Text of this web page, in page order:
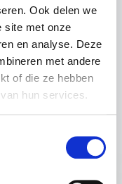
Ook delen we
site met onze
en analyse. Deze
met andere
of die ze hebben
hun services.
mee in de
en laat je
gesprek’ leert
zijn
krijg je
een
in
leiderschap